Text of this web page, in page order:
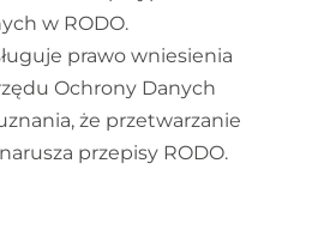
w RODO.
prawo wniesienia
Ochrony Danych
że przetwarzanie
przepisy RODO.